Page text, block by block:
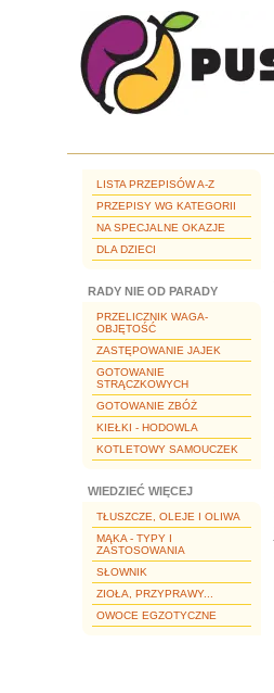
LISTA PRZEPISÓW A-Z
PRZEPISY WG KATEGORII
NA SPECJALNE OKAZJE
DLA DZIECI
RADY NIE OD PARADY
PRZELICZNIK WAGA-
OBJĘTOŚĆ
ZASTĘPOWANIE JAJEK
GOTOWANIE
STRĄCZKOWYCH
GOTOWANIE ZBÓŻ
KIEŁKI - HODOWLA
KOTLETOWY SAMOUCZEK
WIEDZIEĆ WIĘCEJ
TŁUSZCZE, OLEJE I OLIWA
MĄKA - TYPY I
ZASTOSOWANIA
SŁOWNIK
ZIOŁA, PRZYPRAWY...
OWOCE EGZOTYCZNE